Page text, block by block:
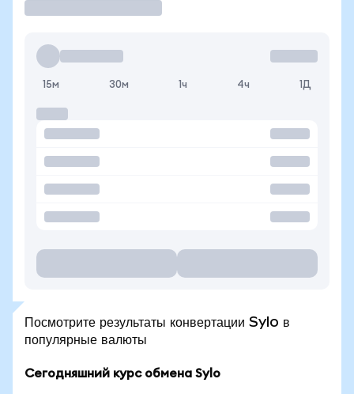
15м 30м 1ч 4ч 1Д
Посмотрите результаты конвертации Sylo в
популярные валюты
Сегодняшний курс обмена Sylo